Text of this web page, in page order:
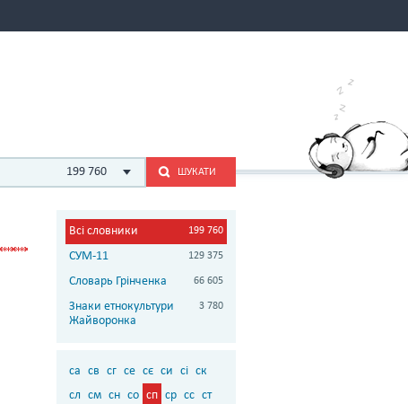
199 760 ШУКАТИ
Всі словники 199 760
СУМ-11 129 375
Словарь Грінченка 66 605
Знаки етнокультури
Жайворонка
3 780
са св сг се сє си сі ск
сл см сн со сп ср сс ст